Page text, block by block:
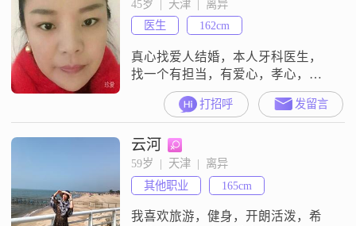
45岁  |  天津  |  离异
医生
162cm
真心找爱人结婚，本人牙科医生，
找一个有担当，有爱心，孝心，有
事业心的，（理财，现货的别给我
写信，）不是已结婚目的勿扰，谢
谢
打招呼 发留言
云河
59岁  |  天津  |  离异
其他职业
165cm
我喜欢旅游，健身，开朗活泼，希